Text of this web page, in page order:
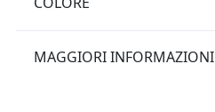
MAGGIORI INFORMAZIONI